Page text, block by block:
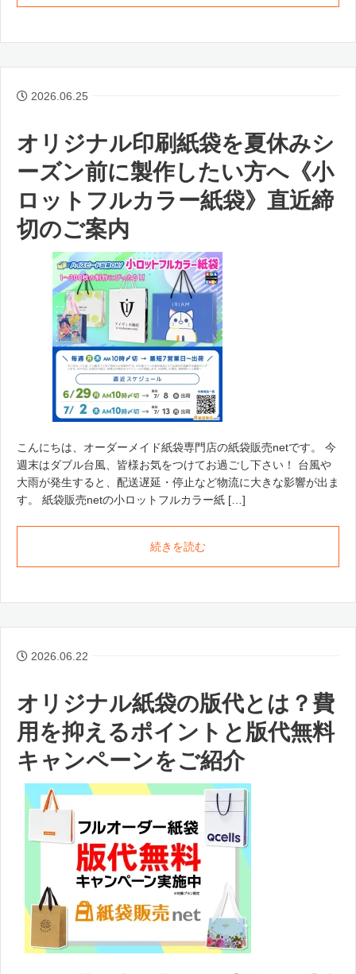
2026.06.25
オリジナル印刷紙袋を夏休みシ
ーズン前に製作したい方へ《小
ロットフルカラー紙袋》直近締
切のご案内
こんにちは、オーダーメイド紙袋専門店の紙袋販売netです。 今
週末はダブル台風、皆様お気をつけてお過ごし下さい！ 台風や
大雨が発生すると、配送遅延・停止など物流に大きな影響が出ま
す。 紙袋販売netの小ロットフルカラー紙 […]
続きを読む
2026.06.22
オリジナル紙袋の版代とは？費
用を抑えるポイントと版代無料
キャンペーンをご紹介